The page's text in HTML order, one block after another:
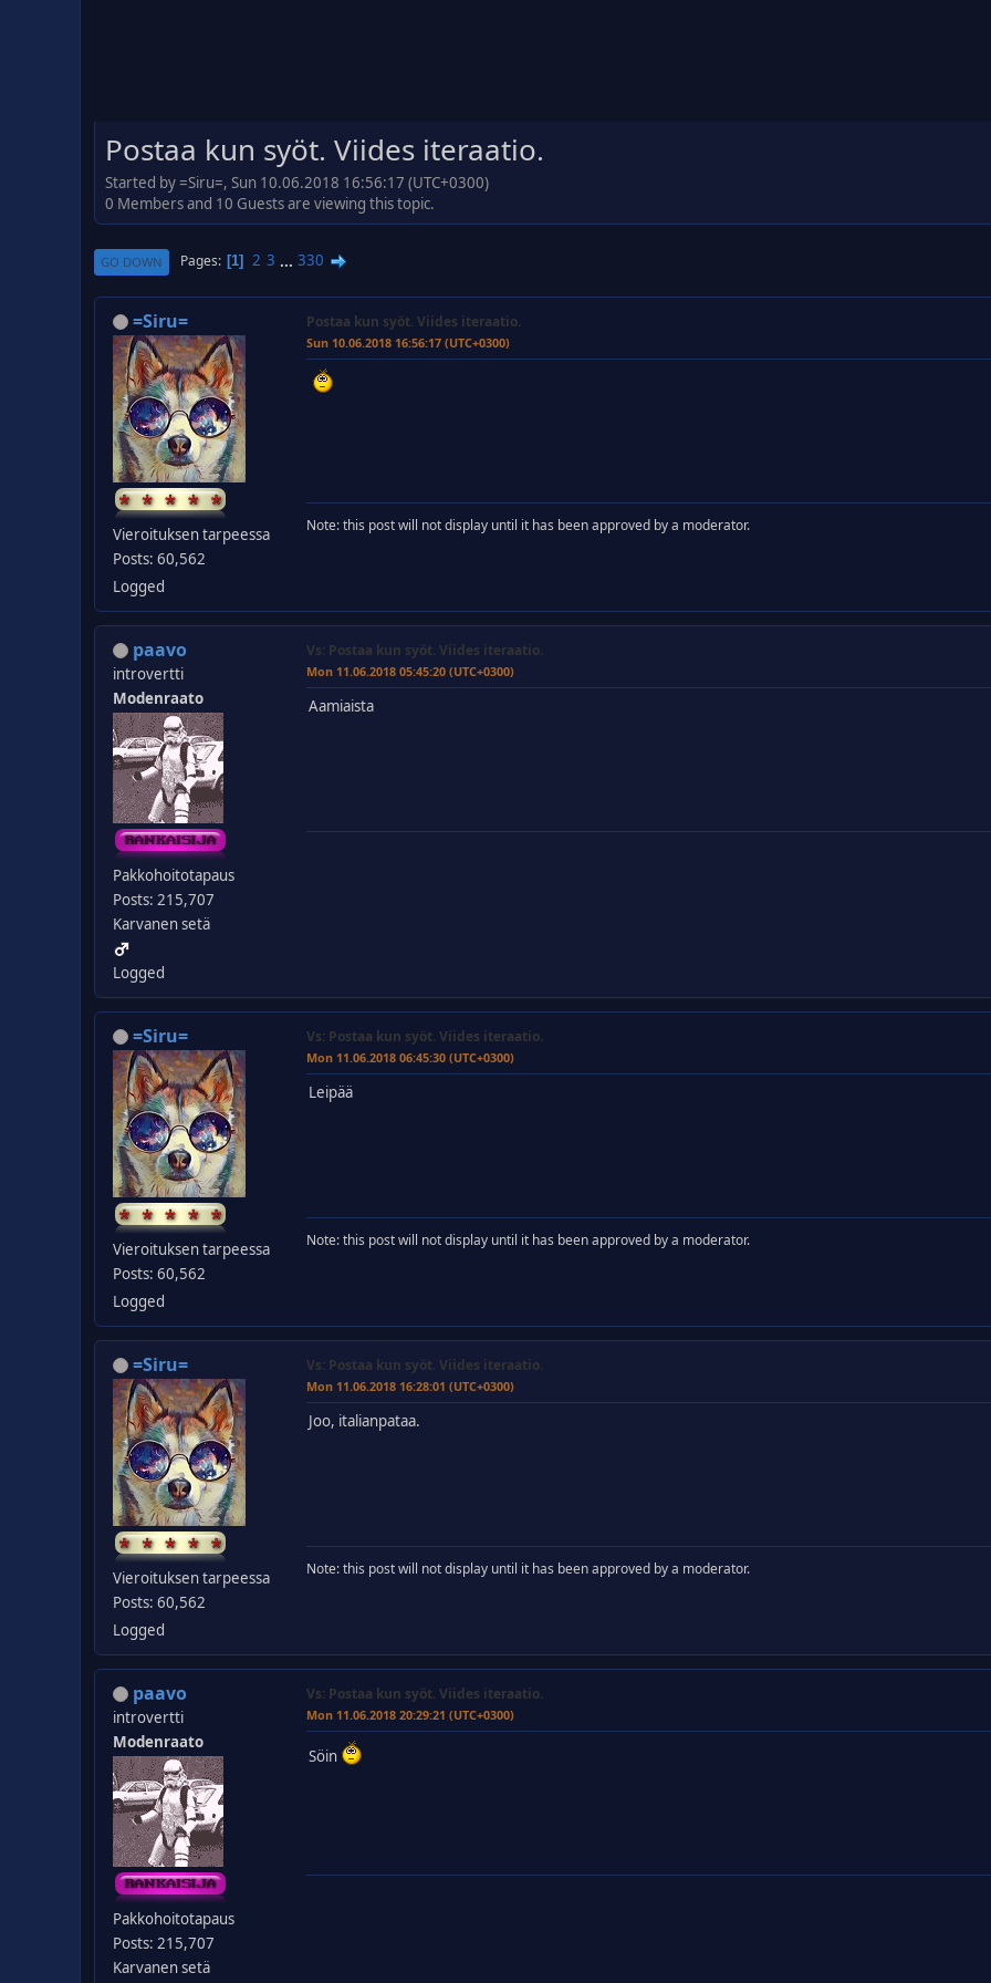
Postaa kun syöt. Viides iteraatio.
Started by =Siru=, Sun 10.06.2018 16:56:17 (UTC+0300)
0 Members and 10 Guests are viewing this topic.
GO DOWN Pages 1 2 3 ... 330
=Siru=
Vieroituksen tarpeessa
Posts: 60,562
Logged
Postaa kun syöt. Viides iteraatio.
Sun 10.06.2018 16:56:17 (UTC+0300)
Note: this post will not display until it has been approved by a moderator.
paavo
introvertti
Modenraato
Pakkohoitotapaus
Posts: 215,707
Karvanen setä
Logged
Vs: Postaa kun syöt. Viides iteraatio.
Mon 11.06.2018 05:45:20 (UTC+0300)
Aamiaista
=Siru=
Vieroituksen tarpeessa
Posts: 60,562
Logged
Vs: Postaa kun syöt. Viides iteraatio.
Mon 11.06.2018 06:45:30 (UTC+0300)
Leipää
Note: this post will not display until it has been approved by a moderator.
=Siru=
Vieroituksen tarpeessa
Posts: 60,562
Logged
Vs: Postaa kun syöt. Viides iteraatio.
Mon 11.06.2018 16:28:01 (UTC+0300)
Joo, italianpataa.
Note: this post will not display until it has been approved by a moderator.
paavo
introvertti
Modenraato
Pakkohoitotapaus
Posts: 215,707
Karvanen setä
Vs: Postaa kun syöt. Viides iteraatio.
Mon 11.06.2018 20:29:21 (UTC+0300)
Söin